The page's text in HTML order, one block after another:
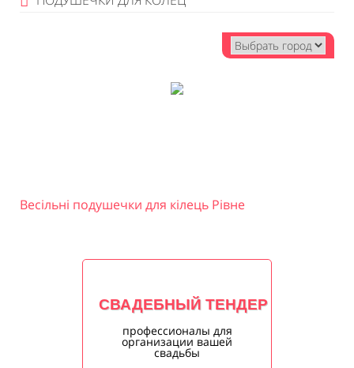
Весільні подушечки для кілець Рівне
СВАДЕБНЫЙ ТЕНДЕР
профессионалы для
организации вашей
свадьбы